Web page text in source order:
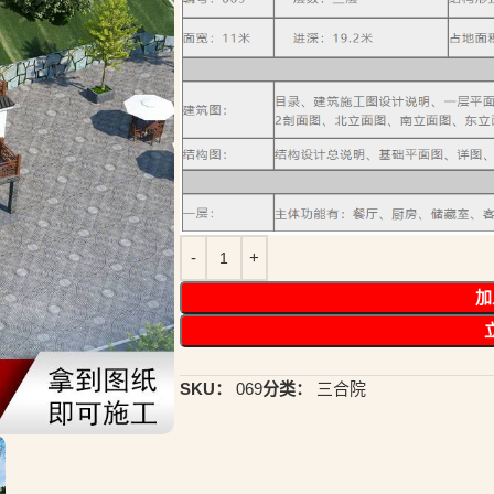
SKU： 069分类： 三合院